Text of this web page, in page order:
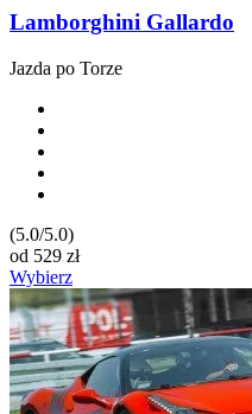
Lamborghini Gallardo
Jazda po Torze
(5.0/5.0)
od 529 zł
Wybierz